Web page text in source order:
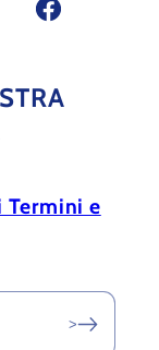
Facebook
Termini e
>